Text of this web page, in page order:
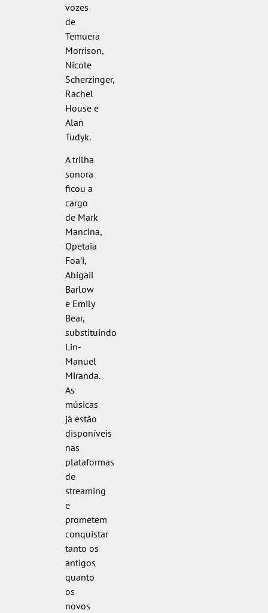
vozes
de
Temuera
Morrison,
Nicole
Scherzinger,
Rachel
House e
Alan
Tudyk.
A trilha
sonora
ficou a
cargo
de Mark
Mancina,
Opetaia
Foa’i,
Abigail
Barlow
e Emily
Bear,
substituindo
Lin-
Manuel
Miranda.
As
músicas
já estão
disponíveis
nas
plataformas
de
streaming
e
prometem
conquistar
tanto os
antigos
quanto
os
novos